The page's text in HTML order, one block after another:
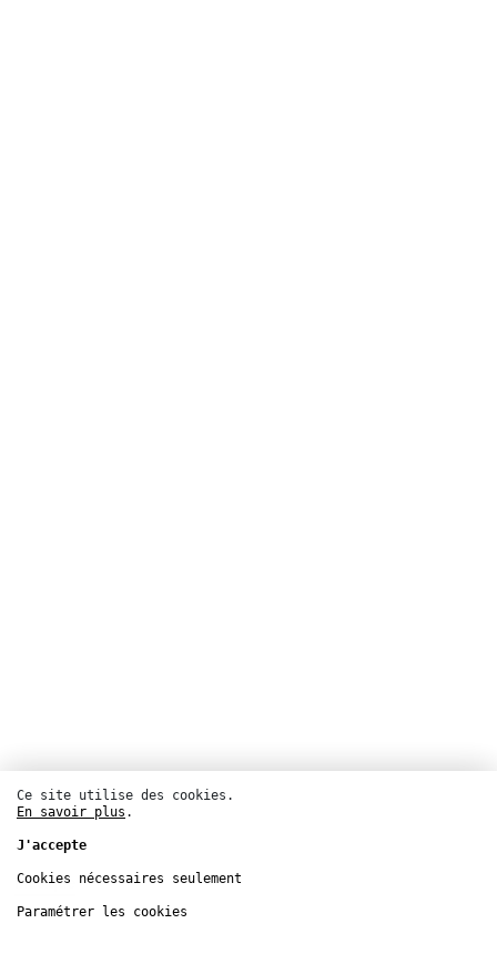
Musique
Ce site utilise des cookies.
En savoir plus .
J'accepte
Cookies nécessaires seulement
Paramétrer les cookies